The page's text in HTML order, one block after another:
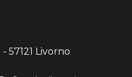
57121 Livorno